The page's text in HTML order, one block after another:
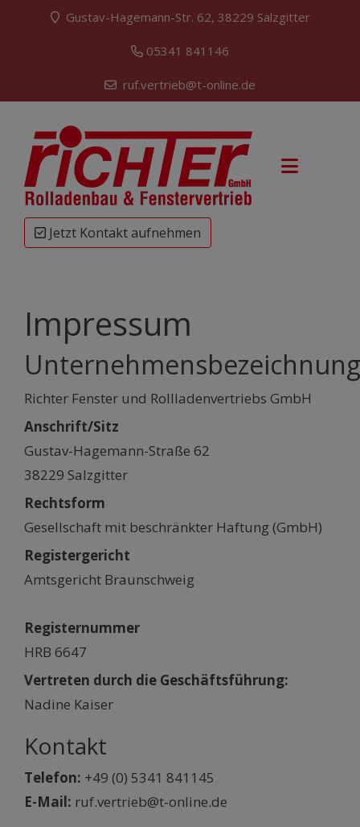
Gustav-Hagemann-Str. 62, 38229 Salzgitter
05341 841146
ruf.vertrieb@t-online.de
Jetzt Kontakt aufnehmen
Impressum
Unternehmensbezeichnung
Richter Fenster und Rollladenvertriebs GmbH
Anschrift/Sitz
Gustav-Hagemann-Straße 62
38229 Salzgitter
Rechtsform
Gesellschaft mit beschränkter Haftung (GmbH)
Registergericht
Amtsgericht Braunschweig
Registernummer
HRB 6647
Vertreten durch die Geschäftsführung:
Nadine Kaiser
Kontakt
Telefon: +49 (0) 5341 841145
E-Mail: ruf.vertrieb@t-online.de